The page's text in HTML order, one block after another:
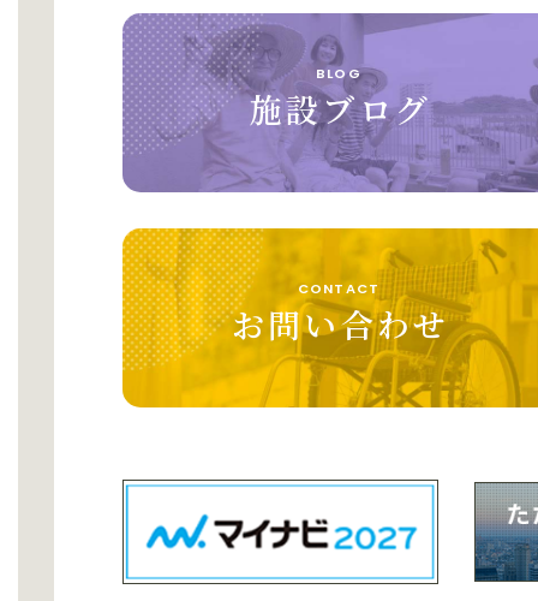
BLOG
施設ブログ
CONTACT
お問い合わせ